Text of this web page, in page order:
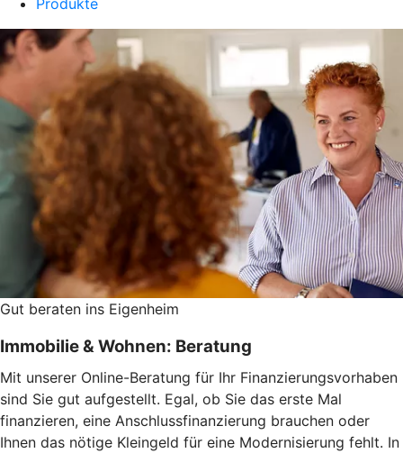
Produkte
Gut beraten ins Eigenheim
Immobilie & Wohnen: Beratung
Mit unserer Online-Beratung für Ihr Finanzierungsvorhaben
sind Sie gut aufgestellt. Egal, ob Sie das erste Mal
finanzieren, eine Anschlussfinanzierung brauchen oder
Ihnen das nötige Kleingeld für eine Modernisierung fehlt. In